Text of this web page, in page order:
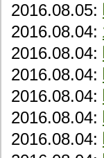
2016.08.05:
2016.08.04:
2016.08.04:
2016.08.04:
2016.08.04:
2016.08.04:
2016.08.04: